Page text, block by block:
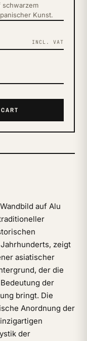
schwarzem
Kunst.
INCL. VAT
auf Alu
zeigt
asiatischer
der die
der
bringt. Die
Anordnung der
der